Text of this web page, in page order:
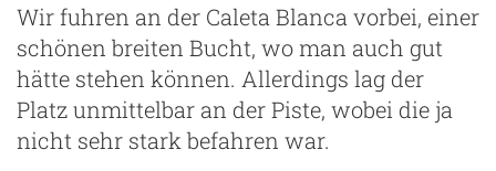
Wir fuhren an der Caleta Blanca vorbei, einer
schönen breiten Bucht, wo man auch gut
hätte stehen können. Allerdings lag der
Platz unmittelbar an der Piste, wobei die ja
nicht sehr stark befahren war.